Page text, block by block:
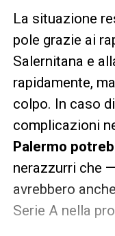
La situazione
pole grazie ai
Salernitana e
rapidamente,
colpo. In caso
complicazioni
Palermo
nerazzurri che
avrebbero
Serie A nella